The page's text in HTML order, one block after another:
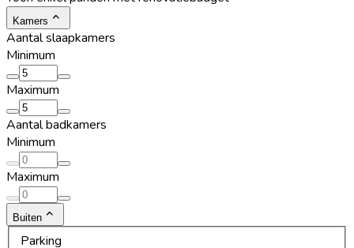
Kamers
Aantal slaapkamers
Minimum
Maximum
Aantal badkamers
Minimum
Maximum
Buiten
Parking